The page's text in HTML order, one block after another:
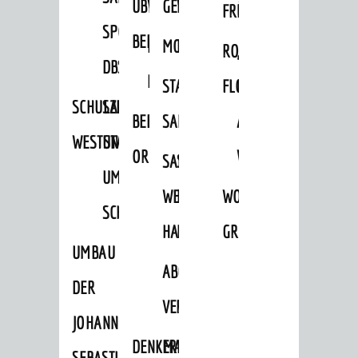
SPORTHALLE
DBS
SCHULZENTRUM
WESTSTADT
SANIERUNG-
UND
UMBAUMASSNAHME S
CHLOSS
UMBAU
DER
JOHANN-
ÜBER
BEBAUUNGSPLÄNE
VERFAHREN
BEBAUUNGSPLÄNE
KERNSTADT
BEBAUUNGSPLÄNE
ORTSTEILE
EINZELHANDELSKONZEPT
MOBILFUNKKONZEPT
LÄRMAKTIONSPLAN
STADTERNEUERUNG/-
SANIERUNG
SANIERUNG
WESTLICH
HAUPTBAHNHOF
SANIERUNGSGEBIET
HILDEBRANDSCHE
MÜHLE
ABGESCHLOSSENE
VERFAHREN
DENKMALSCHUTZ
ERHALTUNGSSATZUNGEN
FRÜHLING
HERBST
RODENSTEINER
FLOHMARKT
„WOINEM
LIVE“
AM
WINDECKPLATZ
WOCHENMARKT
GROOVE